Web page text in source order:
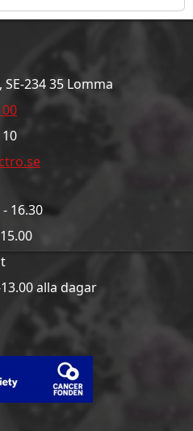
234 35 Lomma
16.30
alla dagar